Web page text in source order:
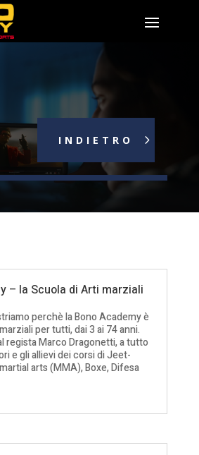
INDIETRO
– la Scuola di Arti marziali
perchè la Bono Academy è
per tutti, dai 3 ai 74 anni.
regista Marco Dragonetti, a tutto
e gli allievi dei corsi di Jeet-
arts (MMA), Boxe, Difesa